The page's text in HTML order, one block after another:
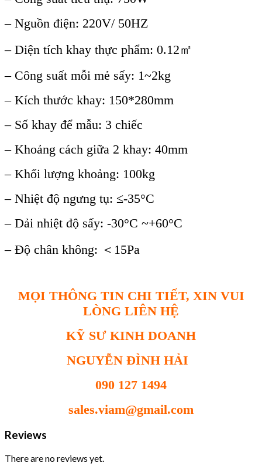
– Nguồn điện: 220V/ 50HZ
– Diện tích khay thực phẩm: 0.12㎡
– Công suất mỗi mẻ sấy: 1~2kg
– Kích thước khay: 150*280mm
– Số khay để mẫu: 3 chiếc
– Khoảng cách giữa 2 khay: 40mm
– Khối lượng khoảng: 100kg
– Nhiệt độ ngưng tụ: ≤-35°C
– Dải nhiệt độ sấy: -30°C ~+60°C
– Độ chân không: ＜15Pa
MỌI THÔNG TIN CHI TIẾT, XIN VUI
LÒNG LIÊN HỆ
KỸ SƯ KINH DOANH
NGUYỄN ĐÌNH HẢI
090 127 1494
sales.viam@gmail.com
Reviews
There are no reviews yet.